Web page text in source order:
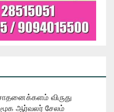
விருது
ஆர்வலர் சேலம்